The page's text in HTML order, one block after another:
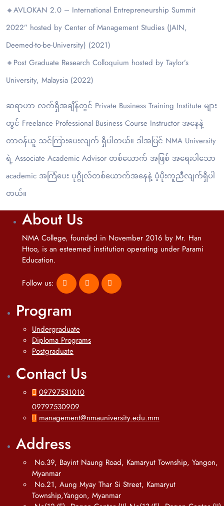
🔸AVLOKAN 2.0 – International Entrepreneurship Summit
2022” hosted by Center of Management Studies (JAIN,
Deemed-to-be-University) (2021)
🔸Post Graduate Research Colloquium hosted by Taylor’s
University, Malaysia (2022)
ဆရာဟာ လက်ရှိအချိန်တွင် Private Business Training Institute များ
တွင် Freelance Professional Business Course Instructor အနေနဲ့
တာဝန်ယူ သင်ကြား‌ပေးလျက် ရှိပါတယ်။ ဒါအပြင် NMA University
ရဲ့ Associate Academic Advisor တစ်ယောက် အဖြစ် အရေးပါသော
academic အကြံပေး ပုဂ္ဂိုလ်တစ်ယောက်အနေနဲ့ ပံ့ပိုးကူညီလျက်ရှိပါ
တယ်။
About Us
NMA College, founded in November 2016 by Mr. Han
Htoo, is an esteemed institution operating under Parami
Education.
Follow us:
Program
Undergraduate
Diploma Programs
Postgraduate
Contact Us
09797531010
09797530909
management@nmauniversity.edu.mm
Address
No.39, Bayint Naung Road, Kamaryut Township, Yangon,
Myanmar
No.21, Aung Myay Thar Si Street, Kamaryut
Township,Yangon, Myanmar